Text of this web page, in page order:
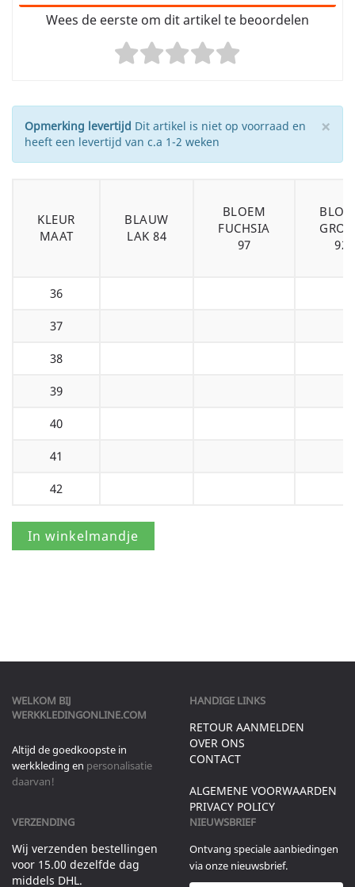
Wees de eerste om dit artikel te beoordelen
×
Opmerking levertijd Dit artikel is niet op voorraad en
heeft een levertijd van c.a 1-2 weken
KLEUR
MAAT
BLAUW
LAK 84
BLOEM
FUCHSIA
97
92
36
37
38
39
40
41
42
WELKOM BIJ
WERKKLEDINGONLINE.COM
Altijd de goedkoopste in
werkkleding en personalisatie
daarvan!
HANDIGE LINKS
RETOUR AANMELDEN
OVER ONS
CONTACT
ALGEMENE VOORWAARDEN
PRIVACY POLICY
VERZENDING
Wij verzenden bestellingen
voor 15.00 dezelfde dag
middels DHL.
NIEUWSBRIEF
Ontvang speciale aanbiedingen
via onze nieuwsbrief.